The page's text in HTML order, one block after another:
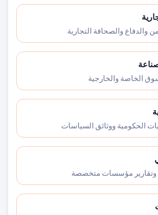
والدفاع والصحافة التجارية
الخاصة والخارجية
الحكومية ووثائق السياسات
وتقارير مؤسسات متخصصة